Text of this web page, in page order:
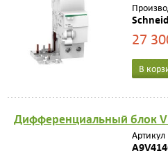
27
В
Дифференциальный блок
Артикул